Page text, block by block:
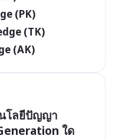
(PK)
(TK)
(AK)
โลยีปัญญา
ใด